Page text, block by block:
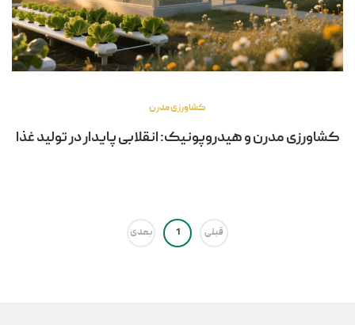
کشاورزی مدرن
کشاورزی مدرن و هیدروپونیک: انقلابی پایدار در تولید غذا
قبلی 1 بعدی